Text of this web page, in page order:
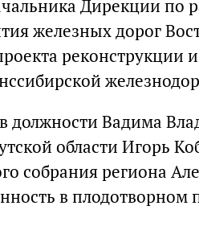
Дирекции по
железных дорог
реконструкции
должности Вадима
области Игорь
собрания региона
в плодотворном